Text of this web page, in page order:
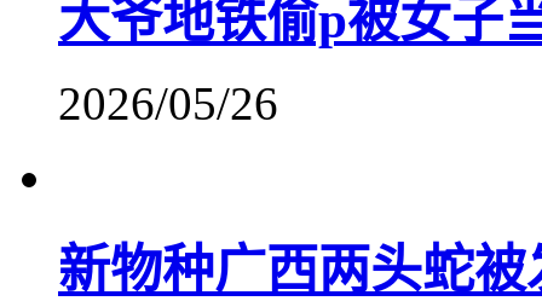
大爷地铁偷p被女子
2026/05/26
新物种广西两头蛇